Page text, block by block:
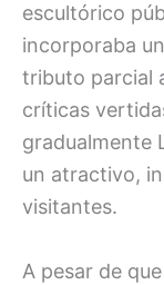
escultórico
incorporaba
tributo parcial
críticas
gradualmente
un atractivo,
visitantes.
A pesar de